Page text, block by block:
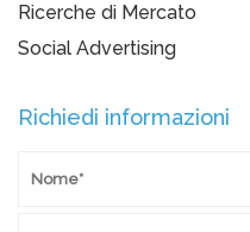
Ricerche di Mercato
Social Advertising
Richiedi informazioni